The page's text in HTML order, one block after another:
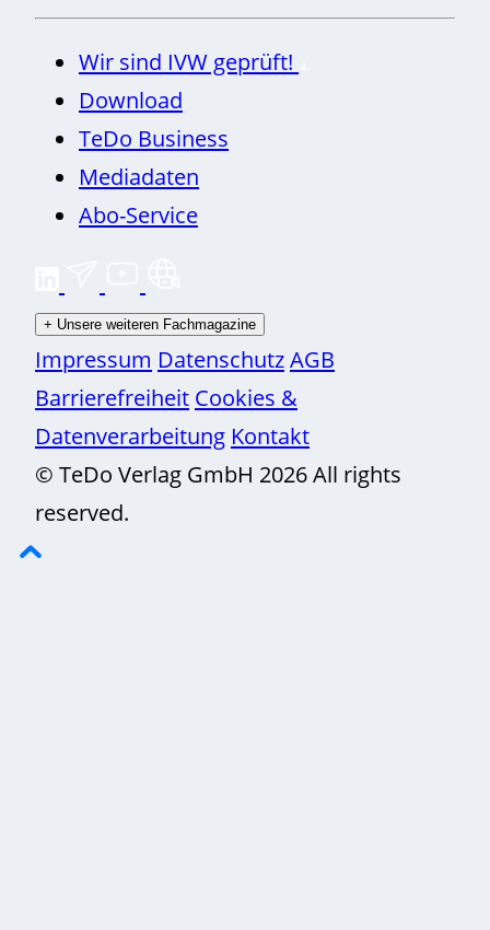
Wir sind IVW geprüft!
Download
TeDo Business
Mediadaten
Abo-Service
+ Unsere weiteren Fachmagazine
Impressum DatenschutzAGB
Barrierefreiheit Cookies &
Datenverarbeitung Kontakt
© TeDo Verlag GmbH 2026 All rights
reserved.